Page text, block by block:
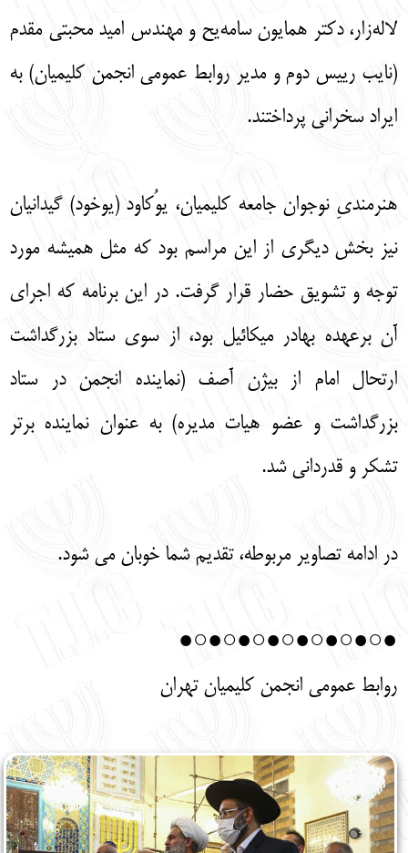
لاله‌زار، دکتر همایون سامه‌یح و مهندس امید محبتی مقدم
(نایب رییس دوم و مدیر روابط عمومی انجمن کلیمیان) به
ایراد سخرانی پرداختند.
هنرمندیِ نوجوان جامعه کلیمیان، یوُکاود (یوخود) گیدانیان
نیز بخش دیگری از این مراسم بود که مثل همیشه مورد
توجه و تشویق حضار قرار گرفت. در این برنامه که اجرای
آن برعهده بهادر میکائیل بود، از سوی ستاد بزرگداشت
ارتحال امام از بیژن آصف (نماینده انجمن در ستاد
بزرگداشت و عضو هیات مدیره) به عنوان نماینده برتر
تشکر و قدردانی شد.
در ادامه تصاویر مربوطه، تقدیم شما خوبان می شود.
●○●○●○●○●○●○●○●
روابط عمومی انجمن کلیمیان تهران